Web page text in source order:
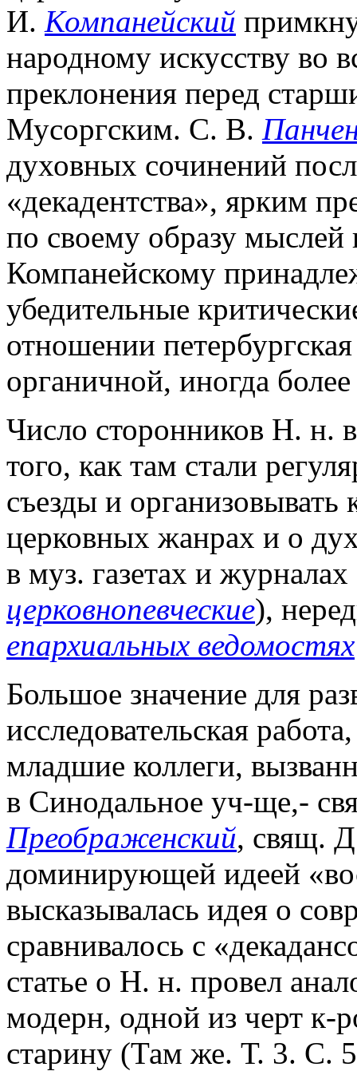
И. Компанейский
народному искусству во
преклонения перед
Мусоргским. С. В.
духовных сочинений
«декадентства», ярким
по своему образу
Компанейскому
убедительные
отношении
органичной, иногда
Число сторонников Н. н.
того, как там стали
съезды и
церковных жанрах и о
в муз. газетах и
церковнопевческие),
епархиальных ведомостях
Большое значение для
исследовательская
младшие коллеги,
в Синодальное уч-ще,-
Преображенский, свящ.
доминирующей идеей
высказывалась идея о
сравнивалось с
статье о Н. н. провел
модерн, одной из черт к-
старину (Там же. Т. 3. С.